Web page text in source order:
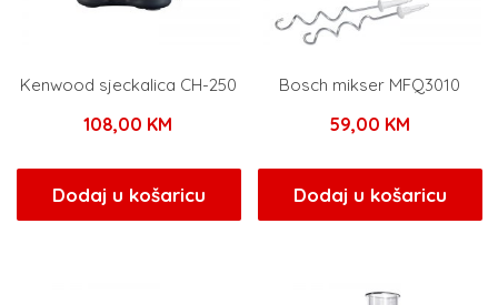
Kenwood sjeckalica CH-250
108,00 KM
Dodaj u košaricu
Bosch mikser MFQ3010
59,00 KM
Dodaj u košaricu